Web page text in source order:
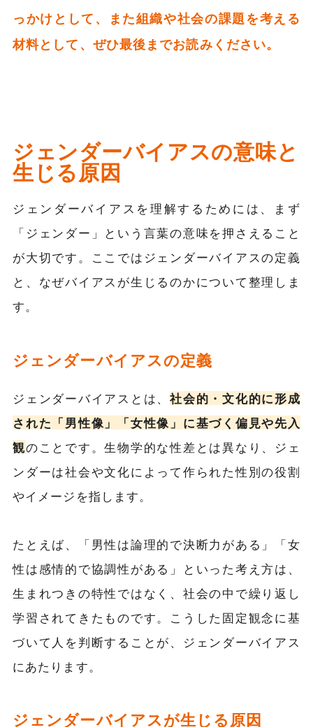
っかけとして、また組織や社会の課題を考える
材料として、ぜひ最後までお読みください。
ジェンダーバイアスの意味と
生じる原因
ジェンダーバイアスを理解するためには、まず
「ジェンダー」という言葉の意味を押さえること
が大切です。ここではジェンダーバイアスの定義
と、なぜバイアスが生じるのかについて整理しま
す。
ジェンダーバイアスの定義
ジェンダーバイアスとは、社会的・文化的に形成
された「男性像」「女性像」に基づく偏見や先入
観のことです。生物学的な性差とは異なり、ジェ
ンダーは社会や文化によって作られた性別の役割
やイメージを指します。
たとえば、「男性は論理的で決断力がある」「女
性は感情的で協調性がある」といった考え方は、
生まれつきの特性ではなく、社会の中で繰り返し
学習されてきたものです。こうした固定観念に基
づいて人を判断することが、ジェンダーバイアス
にあたります。
ジェンダーバイアスが生じる原因